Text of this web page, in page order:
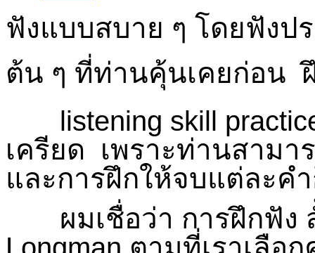
ฟังแบบสบาย ๆ โดยฟังป
ต้น ๆ ที่ท่านคุ้นเคยก่อน
listening skill
เครียด เพราะท่านสามา
และการฝึกให้จบแต่ละค
ผมเชื่อว่า การฝึกฟัง